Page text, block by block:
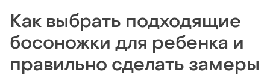
Как выбрать подходящие
босоножки для ребенка и
правильно сделать замеры